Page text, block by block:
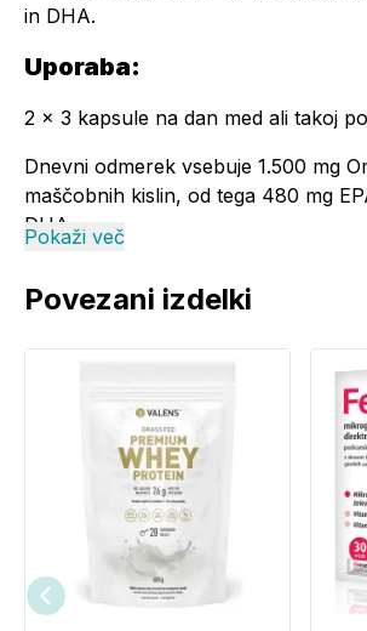
in DHA.
Uporaba:
2 x 3 kapsule na dan med ali takoj
Dnevni odmerek vsebuje 1.500 mg
maščobnih kislin, od tega 480 mg
DHA.
Sestavine:
kapsulah:
6 mg α-
TE **
Sestava maščobnih kislin
Omega-3
maščobne
Pokaži več
Povezani izdelki